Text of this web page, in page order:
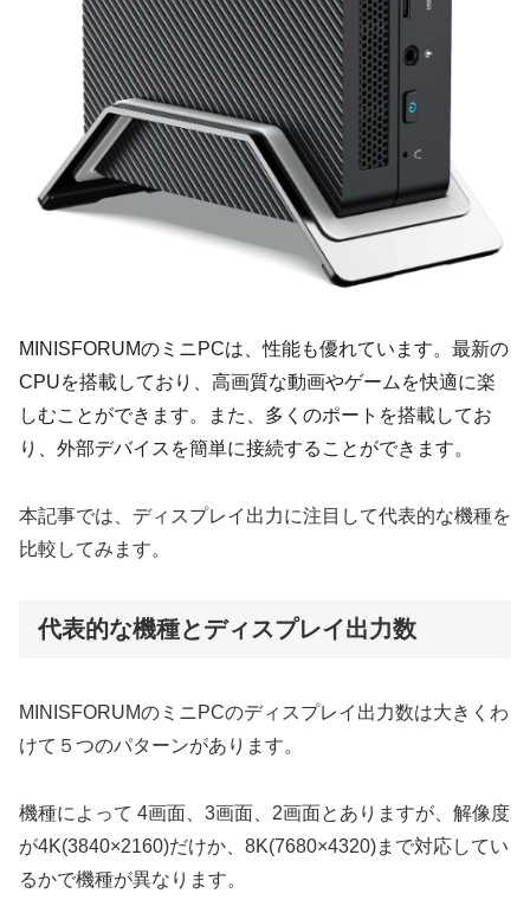
MINISFORUMのミニPCは、性能も優れています。最新の
CPUを搭載しており、高画質な動画やゲームを快適に楽
しむことができます。また、多くのポートを搭載してお
り、外部デバイスを簡単に接続することができます。
本記事では、ディスプレイ出力に注目して代表的な機種を
比較してみます。
代表的な機種とディスプレイ出力数
MINISFORUMのミニPCのディスプレイ出力数は大きくわ
けて５つのパターンがあります。
機種によって 4画面、3画面、2画面とありますが、解像度
が4K(3840×2160)だけか、8K(7680×4320)まで対応してい
るかで機種が異なります。